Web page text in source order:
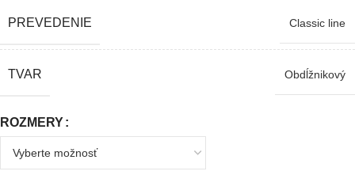
PREVEDENIE Classic line
TVAR Obdĺžnikový
ROZMERY